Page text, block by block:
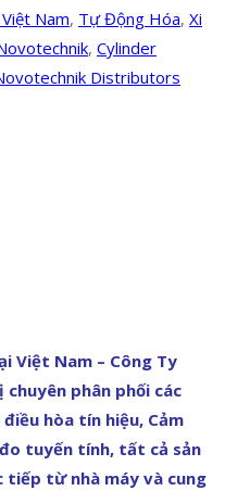
Nam, Tự Động Hóa, Xi
, Cylinder
Distributors
Việt Nam – Công Ty
chuyên phân phối các
hòa tín hiệu, Cảm
tuyến tính, tất cả sản
tiếp từ nhà máy và cung